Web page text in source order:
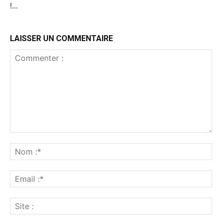
!…
LAISSER UN COMMENTAIRE